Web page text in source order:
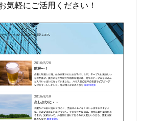
気軽にご活用ください！